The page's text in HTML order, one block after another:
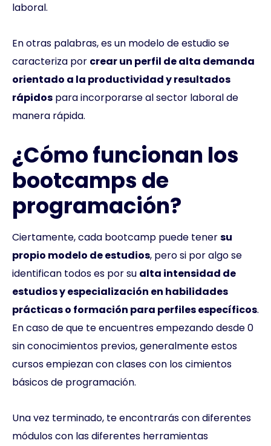
laboral.
En otras palabras, es un modelo de estudio se
caracteriza por crear un perfil de alta demanda
orientado a la productividad y resultados
rápidos para incorporarse al sector laboral de
manera rápida.
¿Cómo funcionan los
bootcamps de
programación?
Ciertamente, cada bootcamp puede tenersu
propio modelo de estudios, pero si por algo se
identifican todos es por su alta intensidad de
estudios y especialización en habilidades
prácticas o formación para perfiles específicos.
En caso de que te encuentres empezando desde 0
sin conocimientos previos, generalmente estos
cursos empiezan con clases con los cimientos
básicos de programación.
Una vez terminado, te encontrarás con diferentes
módulos con las diferentes herramientas